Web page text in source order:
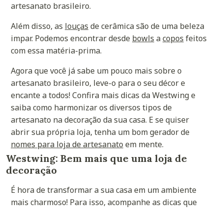
artesanato brasileiro.
Além disso, as louças de cerâmica são de uma beleza
impar. Podemos encontrar desde bowls acopos feitos
com essa matéria-prima.
Agora que você já sabe um pouco mais sobre o
artesanato brasileiro, leve-o para o seu décor e
encante a todos! Confira mais dicas da Westwing e
saiba como harmonizar os diversos tipos de
artesanato na decoração da sua casa. E se quiser
abrir sua própria loja, tenha um bom gerador de
nomes para loja de artesanato em mente.
Westwing: Bem mais que uma loja de
decoração
É hora de transformar a sua casa em um ambiente
mais charmoso! Para isso, acompanhe as dicas que